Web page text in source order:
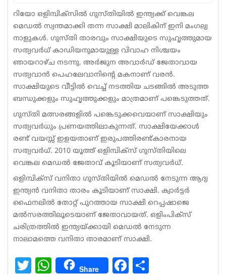
Sports
Classifieds
Law
റിയോ ഒളിമ്പിക്‌സില്‍ ഗുസ്തിയില്‍ ഇന്ത്യക്ക് വെങ്കല
മെഡല്‍ സ്വന്തമാക്കി തന്ന സാക്ഷി മാലികിന് ഇനി മംഗല്യ
നാളുകള്‍. ഗുസ്തി താരവും സാക്ഷിയുടെ സുഹൃത്തുമായ
സത്യവര്‍ധ് കാഡിയനുമായുള്ള വിവാഹ നിശ്ചയം
ഞായറാഴ്ച നടന്നു. അര്‍ജുന അവാര്‍ഡ് ജേതാവായ
സത്യവാന്‍ പെഹലേവാനിന്റെ മകനാണ് വരന്‍.
സാക്ഷിയുടെ വീട്ടില്‍ വെച്ച് നടത്തിയ ചടങ്ങില്‍ അടുത്ത
ബന്ധുക്കളും സുഹൃത്തുക്കളും മാത്രമാണ് പങ്കെടുത്തത്.
ഗുസ്തി മത്സരങ്ങളില്‍ പങ്കെടുക്കവെയാണ് സാക്ഷിയും
സത്യവര്‍ധും പ്രണയത്തിലാകുന്നത്. സാക്ഷിയേക്കാള്‍
രണ്ട് വയസ്സ് ഇളയതാണ് ഇരുപത്തിരണ്ട്കാരനായ
സത്യവര്‍ധ്. 2010 യൂത്ത് ഒളിമ്പിക്‌സ് ഗുസ്തിയിലെ
വെങ്കല മെഡല്‍ ജേതാവ് കൂടിയാണ് സത്യവര്‍ധ്.
ഒളിമ്പിക്‌സ് വനിതാ ഗുസ്തിയില്‍ മെഡല്‍ നേടുന്ന ആദ്യ
ഇന്ത്യന്‍ വനിതാ താരം കൂടിയാണ് സാക്ഷി. ക്വാര്‍ട്ടര്‍
ഫൈനലില്‍ തോറ്റ് പുറത്തായ സാക്ഷി റെപ്പഷാജെ
മല്‍സരത്തിലൂടെയാണ് ജേതാവായത്. ഒളിംപിക്‌സ്
ചരിത്രത്തില്‍ ഇന്ത്യയ്ക്കായി മെഡല്‍ നേടുന്ന
നാലാമത്തെ വനിതാ താരമാണ് സാക്ഷി.
Twitter WhatsAppShare Facebook